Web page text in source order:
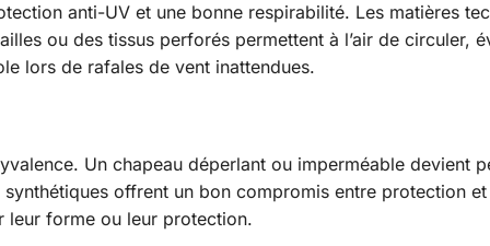
anti-UV et une bonne respirabilité. Les matières
ou des tissus perforés permettent à l’air de circuler,
lors de rafales de vent inattendues.
Un chapeau déperlant ou imperméable devient
offrent un bon compromis entre protection
leur forme ou leur protection.